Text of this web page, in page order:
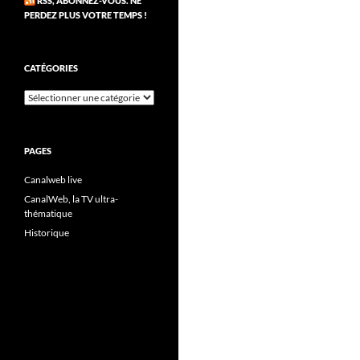
PERDEZ PLUS VOTRE TEMPS !
CATÉGORIES
Catégories
PAGES
Canalweb live
CanalWeb, la TV ultra-
thématique
Historique